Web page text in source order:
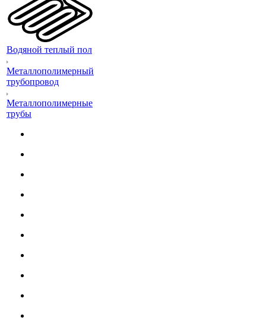
Водяной теплый пол
Металлополимерный
трубопровод
Металлополимерные
трубы